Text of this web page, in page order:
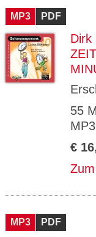
MP3 PDF
Dirk
55
€
MP3 PDF